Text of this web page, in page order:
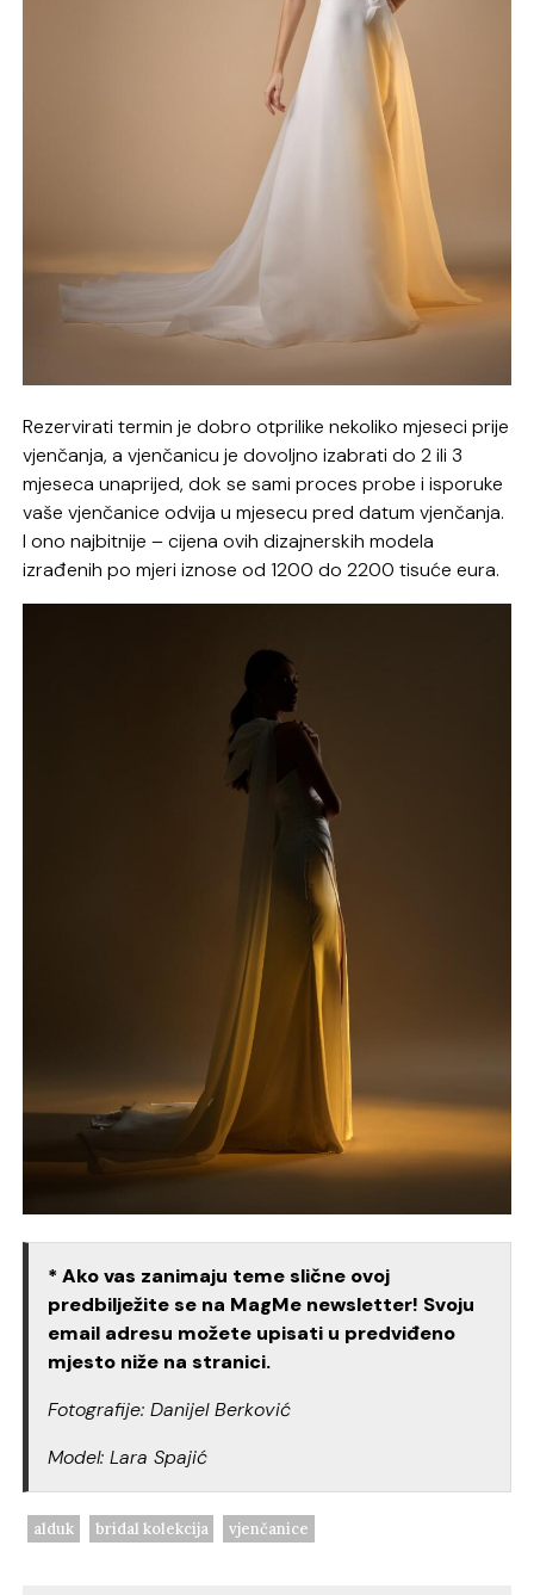
Rezervirati termin je dobro otprilike nekoliko mjeseci prije
vjenčanja, a vjenčanicu je dovoljno izabrati do 2 ili 3
mjeseca unaprijed, dok se sami proces probe i isporuke
vaše vjenčanice odvija u mjesecu pred datum vjenčanja.
I ono najbitnije – cijena ovih dizajnerskih modela
izrađenih po mjeri iznose od 1200 do 2200 tisuće eura.
* Ako vas zanimaju teme slične ovoj
predbilježite se na MagMe newsletter! Svoju
email adresu možete upisati u predviđeno
mjesto niže na stranici.
Fotografije: Danijel Berković
Model: Lara Spajić
alduk bridal kolekcija vjenčanice